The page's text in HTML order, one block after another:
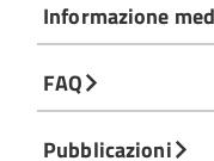
Informazione
FAQ
Pubblicazioni